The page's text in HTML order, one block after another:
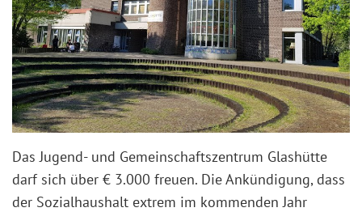
Das Jugend- und Gemeinschaftszentrum Glashütte
darf sich über € 3.000 freuen. Die Ankündigung, dass
der Sozialhaushalt extrem im kommenden Jahr